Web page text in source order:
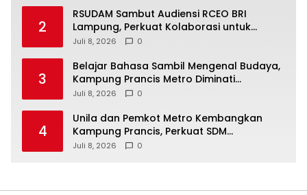
2
RSUDAM Sambut Audiensi RCEO BRI
Lampung, Perkuat Kolaborasi untuk
Pengembangan Layanan dan SDM
Juli 8, 2026 0
3
Belajar Bahasa Sambil Mengenal Budaya,
Kampung Prancis Metro Diminati
Masyarakat
Juli 8, 2026 0
4
Unila dan Pemkot Metro Kembangkan
Kampung Prancis, Perkuat SDM
Berwawasan Internasional
Juli 8, 2026 0